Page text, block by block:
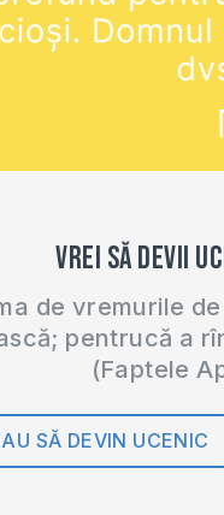
Vrei să devii
de vremurile
pentrucă a
(Faptele
SĂ DEVIN UCENIC